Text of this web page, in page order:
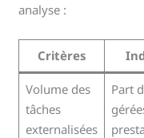
analyse :
Critères
Volume des
tâches
externalisées
Part